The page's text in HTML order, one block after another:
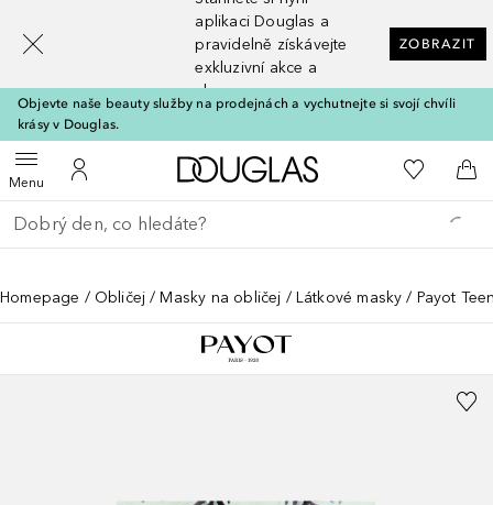
aplikaci Douglas a
pravidelně získávejte
exkluzivní akce a
slevy
ZOBRAZIT
Objevte naše beauty služby na prodejnách a vychutnejte si svojí chvíli
krásy v Douglas.
MenuOtevřít menuK mému účtu
Domů K mému
Do
Vraťte se
Proveďte vyhledávání
Homepage Obličej Masky na obličej Látkové masky Payot
[navigation.slideout.screenreader]